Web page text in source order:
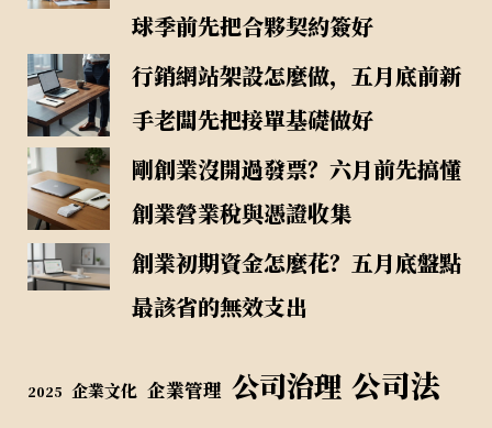
球季前先把合夥契約簽好
行銷網站架設怎麼做，五月底前新
手老闆先把接單基礎做好
剛創業沒開過發票？六月前先搞懂
創業營業稅與憑證收集
創業初期資金怎麼花？五月底盤點
最該省的無效支出
2025 企業文化 企業管理 公司治理 公司法